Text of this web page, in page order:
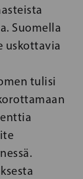
Suomella
uskottavia
tulisi